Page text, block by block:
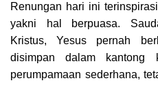
Renungan hari ini
yakni hal berpuasa.
Kristus, Yesus pernah
disimpan dalam kantong
perumpamaan sederhana,